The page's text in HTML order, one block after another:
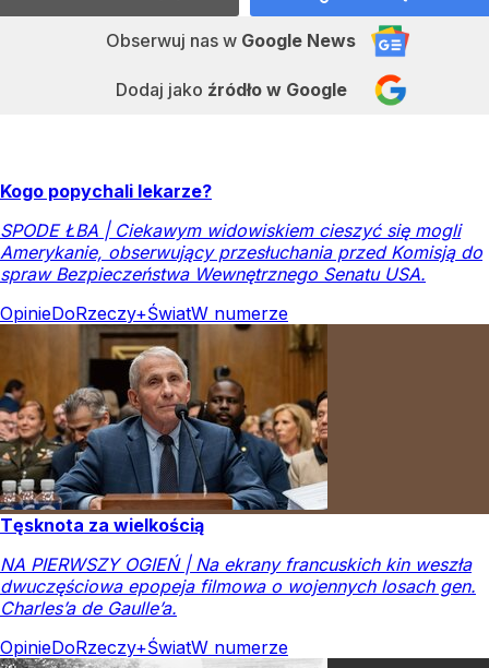
Obserwuj nas w Google News
Dodaj jako źródło w Google
Kogo popychali lekarze?
SPODE ŁBA | Ciekawym widowiskiem cieszyć się mogli
Amerykanie, obserwujący przesłuchania przed Komisją do
spraw Bezpieczeństwa Wewnętrznego Senatu USA.
OpinieDoRzeczy+ŚwiatW numerze
Tęsknota za wielkością
NA PIERWSZY OGIEŃ | Na ekrany francuskich kin weszła
dwuczęściowa epopeja filmowa o wojennych losach gen.
Charles’a de Gaulle’a.
OpinieDoRzeczy+ŚwiatW numerze